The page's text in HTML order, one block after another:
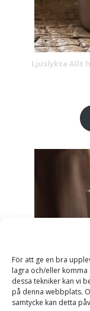
För att ge en bra
lagra och/eller
dessa tekniker kan vi
på denna webbplats.
samtycke kan detta
Ljuslykta Allt